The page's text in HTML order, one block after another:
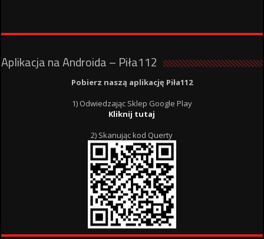
Aplikacja na Androida – Piła112
Pobierz naszą aplikację Piła112
1) Odwiedzając Sklep Google Play
Kliknij tutaj
2) Skanując kod Querty